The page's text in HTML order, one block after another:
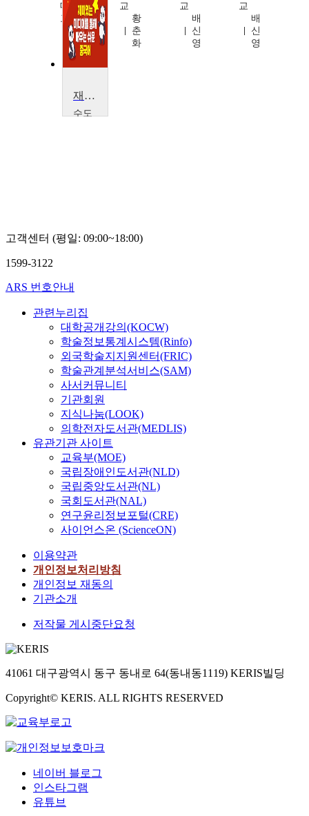
대학
교
김
기
범
교
황
춘
화
교
배
신
영
교
배
신
영
재미있는 미디어를 통해 배우는 쉬운 중국어
수도
고객센터 (평일: 09:00~18:00)
1599-3122
ARS 번호안내
관련누리집
대학공개강의(KOCW)
학술정보통계시스템(Rinfo)
외국학술지지원센터(FRIC)
학술관계분석서비스(SAM)
사서커뮤니티
기관회원
지식나눔(LOOK)
의학전자도서관(MEDLIS)
유관기관 사이트
교육부(MOE)
국립장애인도서관(NLD)
국립중앙도서관(NL)
국회도서관(NAL)
연구윤리정보포털(CRE)
사이언스온 (ScienceON)
이용약관
개인정보처리방침
개인정보 재동의
기관소개
저작물 게시중단요청
41061 대구광역시 동구 동내로 64(동내동1119) KERIS빌딩
Copyright© KERIS. ALL RIGHTS RESERVED
네이버 블로그
인스타그램
유튜브